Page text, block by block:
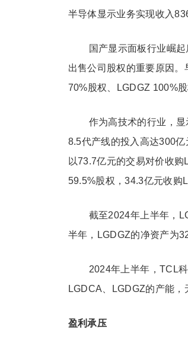
半导体显示业务实现收入
国产显示面板行业崛
出售公司股权的重要原因
70%股权、LGDGZ 100%
作为高技术的行业，
8.5代产线的投入高达300
以73.7亿元的交易对价收购
59.5%股权，34.3亿元收购
截至2024年上半年，
半年，LGDGZ的净资产为
2024年上半年，TCL
LGDCA、LGDGZ的产能
盈利承压